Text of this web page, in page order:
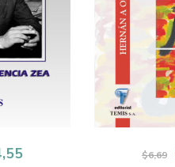
El
$6,69